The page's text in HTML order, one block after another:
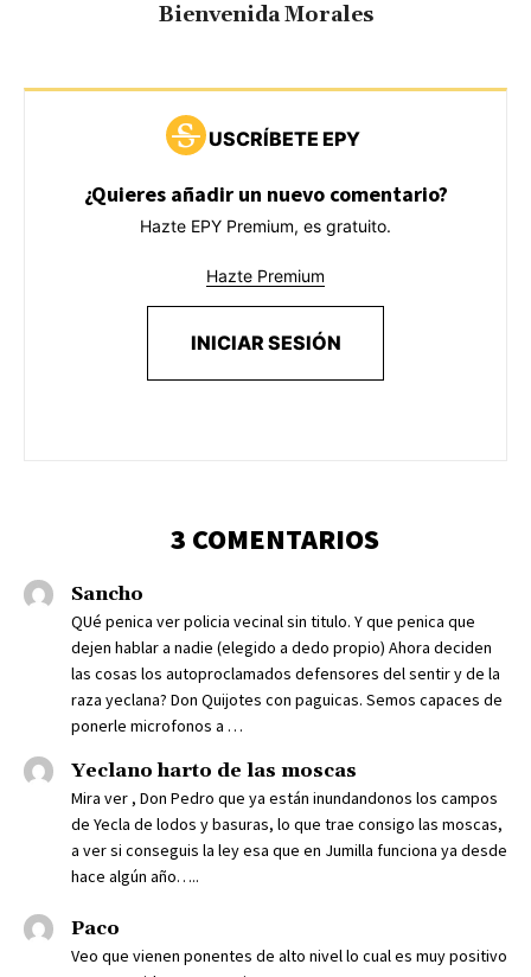
Bienvenida Morales
USCRÍBETE EPY
¿Quieres añadir un nuevo comentario?
Hazte EPY Premium, es gratuito.
Hazte Premium
INICIAR SESIÓN
3 COMENTARIOS
Sancho
QUé penica ver policia vecinal sin titulo. Y que penica que
dejen hablar a nadie (elegido a dedo propio) Ahora deciden
las cosas los autoproclamados defensores del sentir y de la
raza yeclana? Don Quijotes con paguicas. Semos capaces de
ponerle microfonos a …
Yeclano harto de las moscas
Mira ver , Don Pedro que ya están inundandonos los campos
de Yecla de lodos y basuras, lo que trae consigo las moscas,
a ver si conseguis la ley esa que en Jumilla funciona ya desde
hace algún año…..
Paco
Veo que vienen ponentes de alto nivel lo cual es muy positivo